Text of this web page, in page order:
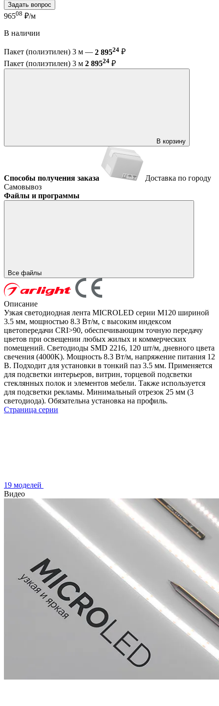
Задать вопрос
96508 ₽/м
В наличии
Пакет (полиэтилен) 3 м — 2 89524 ₽
Пакет (полиэтилен) 3 м 2 89524 ₽
В корзину
Способы получения заказа
Доставка по городу
Самовывоз
Файлы и программы
Все файлы
Описание
Узкая светодиодная лента MICROLED серии M120 шириной
3.5 мм, мощностью 8.3 Вт/м, с высоким индексом
цветопередачи CRI>90, обеспечивающим точную передачу
цветов при освещении любых жилых и коммерческих
помещений. Светодиоды SMD 2216, 120 шт/м, дневного цвета
свечения (4000K). Мощность 8.3 Вт/м, напряжение питания 12
В. Подходит для установки в тонкий паз 3.5 мм. Применяется
для подсветки интерьеров, витрин, торцевой подсветки
стеклянных полок и элементов мебели. Также используется
для подсветки рекламы. Минимальный отрезок 25 мм (3
светодиода). Обязательна установка на профиль.
Страница серии
19 моделей
Видео